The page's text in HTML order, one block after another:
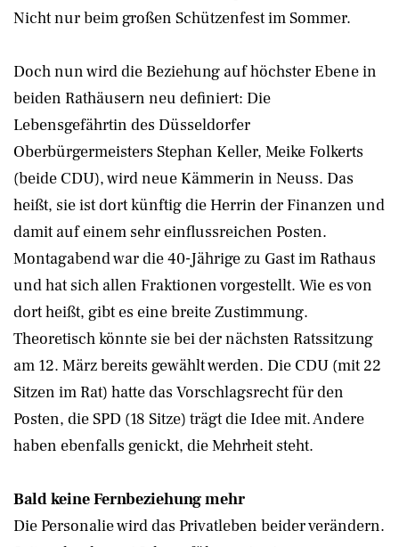
Nicht nur beim großen Schützenfest im Sommer.
Doch nun wird die Beziehung auf höchster Ebene in
beiden Rathäusern neu definiert: Die
Lebensgefährtin des Düsseldorfer
Oberbürgermeisters Stephan Keller, Meike Folkerts
(beide CDU), wird neue Kämmerin in Neuss. Das
heißt, sie ist dort künftig die Herrin der Finanzen und
damit auf einem sehr einflussreichen Posten.
Montagabend war die 40-Jährige zu Gast im Rathaus
und hat sich allen Fraktionen vorgestellt. Wie es von
dort heißt, gibt es eine breite Zustimmung.
Theoretisch könnte sie bei der nächsten Ratssitzung
am 12. März bereits gewählt werden. Die CDU (mit 22
Sitzen im Rat) hatte das Vorschlagsrecht für den
Posten, die SPD (18 Sitze) trägt die Idee mit. Andere
haben ebenfalls genickt, die Mehrheit steht.
Bald keine Fernbeziehung mehr
Die Personalie wird das Privatleben beider verändern.